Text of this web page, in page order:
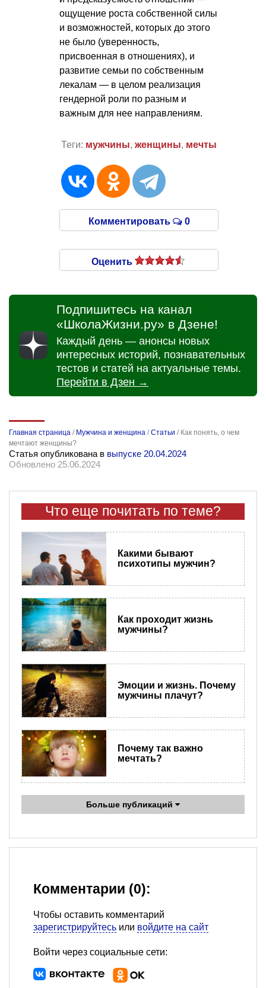
ощущение роста собственной силы
и возможностей, которых до этого
не было (уверенность,
присвоенная в отношениях), и
развитие семьи по собственным
лекалам — в целом реализация
гендерной роли по разным и
важным для нее направлениям.
Теги: мужчины, женщины, мечты
Комментировать 0
Оценить
Подпишитесь на канал
«ШколаЖизни.ру» в Дзене!
Каждый день — анонсы новых
интересных историй, познавательных
тестов и статей на актуальные темы.
Перейти в Дзен →
Главная страница / Мужчина и женщина /Статьи / Как понять, о чем
мечтают женщины?
Статья опубликована в выпуске 20.04.2024
Обновлено 25.06.2024
Что еще почитать по теме?
Какими бывают
психотипы мужчин?
Как проходит жизнь
мужчины?
Эмоции и жизнь. Почему
мужчины плачут?
Почему так важно
мечтать?
Больше публикаций
Комментарии (0):
Чтобы оставить комментарий
зарегистрируйтесь или войдите на сайт
Войти через социальные сети: